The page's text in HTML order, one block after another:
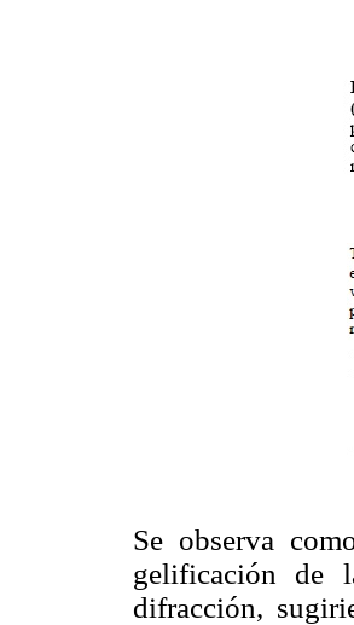
Se observa
gelificación de
difracción,